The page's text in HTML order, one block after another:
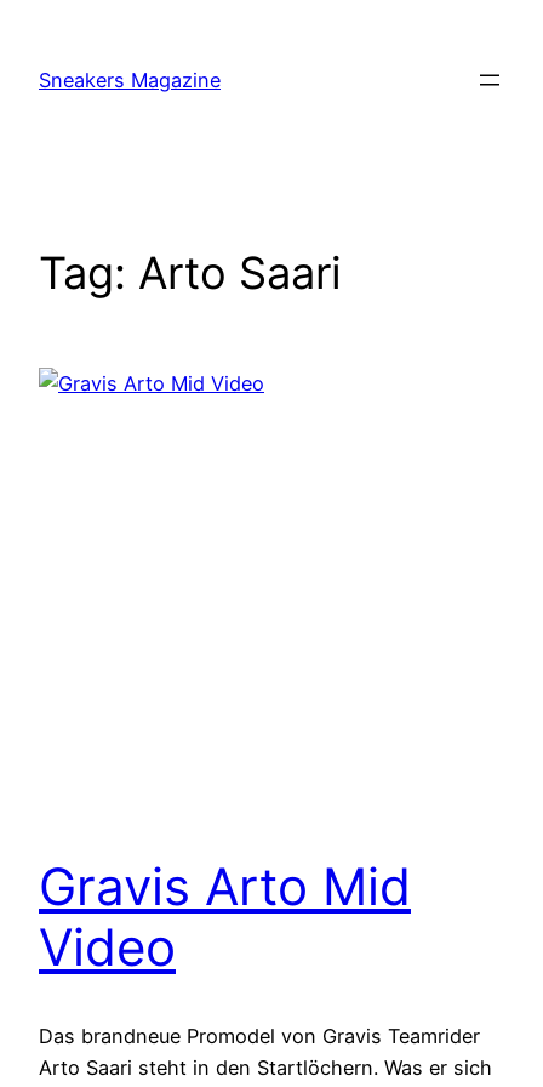
content
Sneakers Magazine
Tag: Arto Saari
Gravis Arto Mid
Video
Das brandneue Promodel von Gravis Teamrider
Arto Saari steht in den Startlöchern. Was er sich